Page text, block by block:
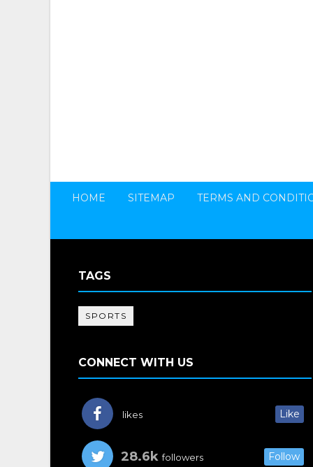
HOME SITEMAP TERMS AND
TAGS
SPORTS
CONNECT WITH US
likes Like
28.6k followers Follow